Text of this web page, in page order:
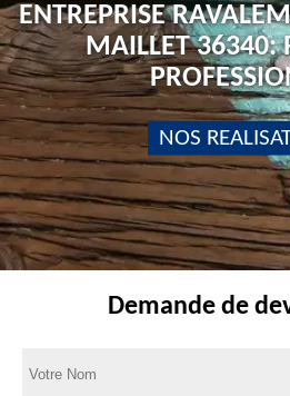
ENTREPRISE
MAILLET 36340:
NOS
Demande de